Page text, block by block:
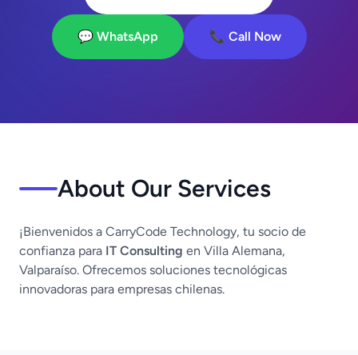
💬 WhatsApp 📞 Call Now
About Our Services
¡Bienvenidos a CarryCode Technology, tu socio de
confianza para IT Consulting en Villa Alemana,
Valparaíso. Ofrecemos soluciones tecnológicas
innovadoras para empresas chilenas.